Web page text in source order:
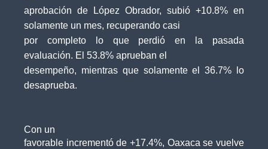
aprobación de López Obrador, subió +10.8% en
solamente un mes, recuperando casi
por completo lo que perdió en la pasada
evaluación. El 53.8% aprueban el
desempeño, mientras que solamente el 36.7% lo
desaprueba.
Con un
favorable incrementó de +17.4%, Oaxaca se vuelve